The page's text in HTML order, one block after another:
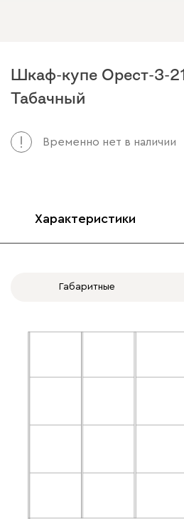
Шкаф-купе Орест-3-
Табачный
Временно нет в наличии
Характеристики
Габаритные